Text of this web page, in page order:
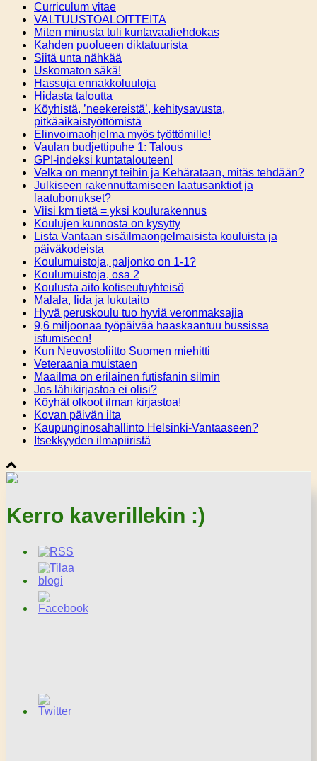
Curriculum vitae
VALTUUSTOALOITTEITA
Miten minusta tuli kuntavaaliehdokas
Kahden puolueen diktatuurista
Siitä unta nähkää
Uskomaton säkä!
Hassuja ennakkoluuloja
Hidasta taloutta
Köyhistä, ’neekereistä’, kehitysavusta,
pitkäaikaistyöttömistä
Elinvoimaohjelma myös työttömille!
Vaulan budjettipuhe 1: Talous
GPI-indeksi kuntatalouteen!
Velka on mennyt teihin ja Kehärataan, mitäs tehdään?
Julkiseen rakennuttamiseen laatusanktiot ja
laatubonukset?
Viisi km tietä = yksi koulurakennus
Koulujen kunnosta on kysytty
Lista Vantaan sisäilmaongelmaisista kouluista ja
päiväkodeista
Koulumuistoja, paljonko on 1-1?
Koulumuistoja, osa 2
Koulusta aito kotiseutuyhteisö
Malala, Iida ja lukutaito
Hyvä peruskoulu tuo hyviä veronmaksajia
9,6 miljoonaa työpäivää haaskaantuu bussissa
istumiseen!
Kun Neuvostoliitto Suomen miehitti
Veteraania muistaen
Maailma on erilainen futisfanin silmin
Jos lähikirjastoa ei olisi?
Köyhät olkoot ilman kirjastoa!
Kovan päivän ilta
Kaupunginosahallinto Helsinki-Vantaaseen?
Itsekkyyden ilmapiiristä
Kerro kaverillekin :)